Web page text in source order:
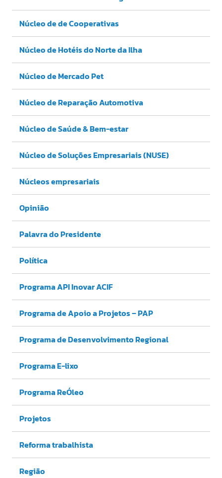
Núcleo de de Cooperativas
Núcleo de Hotéis do Norte da Ilha
Núcleo de Mercado Pet
Núcleo de Reparação Automotiva
Núcleo de Saúde & Bem-estar
Núcleo de Soluções Empresariais (NUSE)
Núcleos empresariais
Opinião
Palavra do Presidente
Política
Programa API Inovar ACIF
Programa de Apoio a Projetos – PAP
Programa de Desenvolvimento Regional
Programa E-lixo
Programa ReÓleo
Projetos
Reforma trabalhista
Região